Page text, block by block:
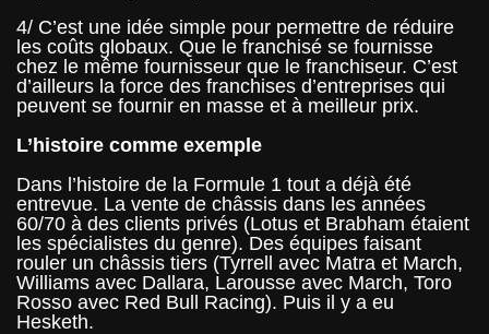
4/ C’est une idée simple pour permettre de réduire
les coûts globaux. Que le franchisé se fournisse
chez le même fournisseur que le franchiseur. C’est
d’ailleurs la force des franchises d’entreprises qui
peuvent se fournir en masse et à meilleur prix.
L’histoire comme exemple
Dans l’histoire de la Formule 1 tout a déjà été
entrevue. La vente de châssis dans les années
60/70 à des clients privés (Lotus et Brabham étaient
les spécialistes du genre). Des équipes faisant
rouler un châssis tiers (Tyrrell avec Matra et March,
Williams avec Dallara, Larousse avec March, Toro
Rosso avec Red Bull Racing). Puis il y a eu
Hesketh.